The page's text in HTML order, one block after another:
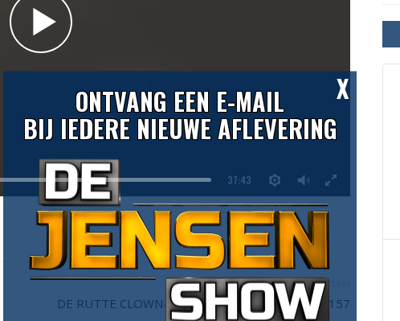
37:43
Volgend artikel
DE RUTTE CLOWN-SHOW - DE JENSEN SHOW #157
X
ONTVANG EEN E-MAIL
BIJ IEDERE NIEUWE AFLEVERING